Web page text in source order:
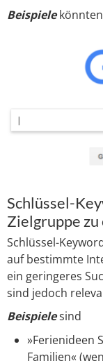
Beispielekönnten
Schlüssel-
Zielgruppe
Schlüssel-
auf bestimmte
ein geringeres
sind jedoch
Beispielesind
»Ferienideen
Familien«